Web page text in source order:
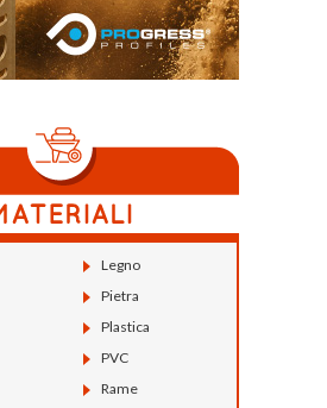
Legno
Pietra
Plastica
PVC
Rame